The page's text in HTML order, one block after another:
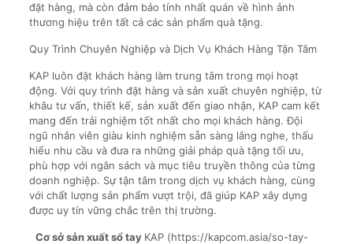
đặt hàng, mà còn đảm bảo tính nhất quán về hình ảnh
thương hiệu trên tất cả các sản phẩm quà tặng.
Quy Trình Chuyên Nghiệp và Dịch Vụ Khách Hàng Tận Tâm
KAP luôn đặt khách hàng làm trung tâm trong mọi hoạt
động. Với quy trình đặt hàng và sản xuất chuyên nghiệp, từ
khâu tư vấn, thiết kế, sản xuất đến giao nhận, KAP cam kết
mang đến trải nghiệm tốt nhất cho mọi khách hàng. Đội
ngũ nhân viên giàu kinh nghiệm sẵn sàng lắng nghe, thấu
hiểu nhu cầu và đưa ra những giải pháp quà tặng tối ưu,
phù hợp với ngân sách và mục tiêu truyền thông của từng
doanh nghiệp. Sự tận tâm trong dịch vụ khách hàng, cùng
với chất lượng sản phẩm vượt trội, đã giúp KAP xây dựng
được uy tín vững chắc trên thị trường.
Cơ sở sản xuất sổ tay KAP (https://kapcom.asia/so-tay-